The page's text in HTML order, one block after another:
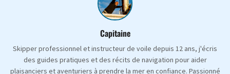
Capitaine
Skipper professionnel et instructeur de voile depuis 12 ans, j'écris
des guides pratiques et des récits de navigation pour aider
plaisanciers et aventuriers à prendre la mer en confiance. Passionné